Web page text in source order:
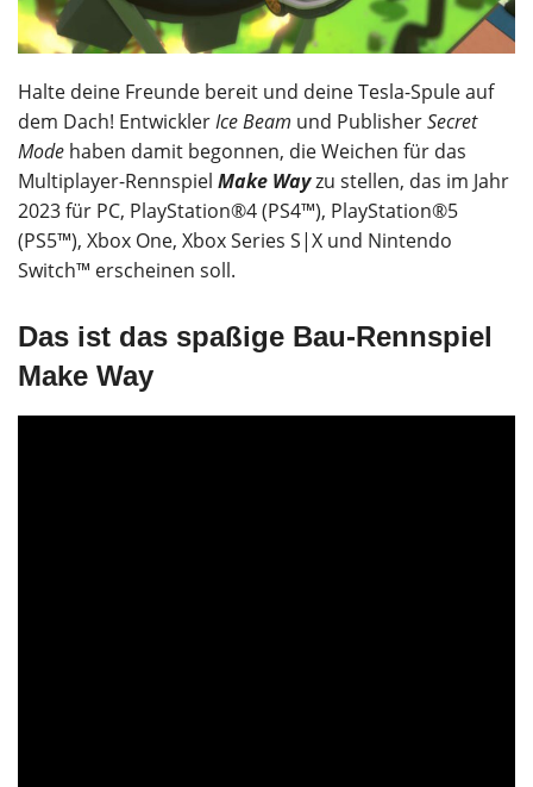
Halte deine Freunde bereit und deine Tesla-Spule auf
dem Dach! EntwicklerIce Beam und PublisherSecret
Mode haben damit begonnen, die Weichen für das
Multiplayer-Rennspiel Make Wayzu stellen, das im Jahr
2023 für PC, PlayStation®4 (PS4™), PlayStation®5
(PS5™), Xbox One, Xbox Series S|X und Nintendo
Switch™ erscheinen soll.
Das ist das spaßige Bau-Rennspiel
Make Way